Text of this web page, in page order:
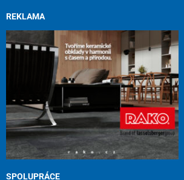
REKLAMA
SPOLUPRÁCE